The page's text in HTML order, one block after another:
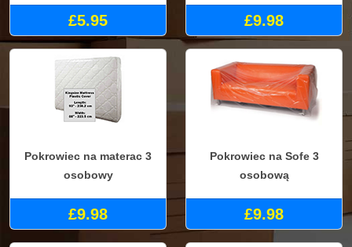
£5.95 £9.98
Pokrowiec na materac 3
osobowy
£9.98
Pokrowiec na Sofe 3
osobową
£9.98